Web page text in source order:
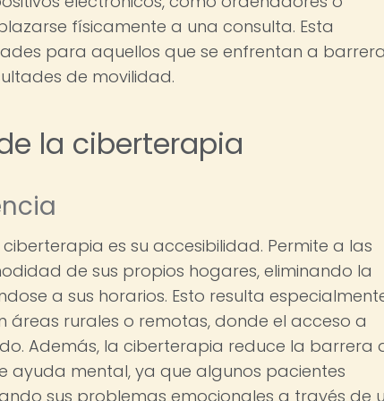
físicamente a una consulta. Esta
para aquellos que se enfrentan a
de movilidad.
la ciberterapia
es su accesibilidad. Permite a las
de sus propios hogares, eliminando la
a sus horarios. Esto resulta
áreas rurales o remotas, donde el acceso a
Además, la ciberterapia reduce la barrera
mental, ya que algunos pacientes
sus problemas emocionales a través de